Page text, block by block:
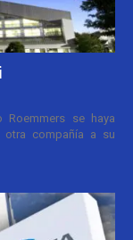
se haya
otra compañía a su